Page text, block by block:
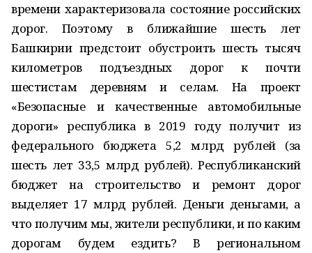
времени характеризовала состояние российских
дорог. Поэтому в ближайшие шесть лет
Башкирии предстоит обустроить шесть тысяч
километров подъездных дорог к почти
шестистам деревням и селам. На проект
«Безопасные и качественные автомобильные
дороги» республика в 2019 году получит из
федерального бюджета 5,2 млрд рублей (за
шесть лет 33,5 млрд рублей). Республиканский
бюджет на строительство и ремонт дорог
выделяет 17 млрд рублей. Деньги деньгами, а
что получим мы, жители республики, и по каким
дорогам будем ездить? В региональном